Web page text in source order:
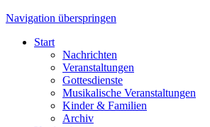
Navigation überspringen
Start
Nachrichten
Veranstaltungen
Gottesdienste
Musikalische Veranstaltungen
Kinder & Familien
Archiv